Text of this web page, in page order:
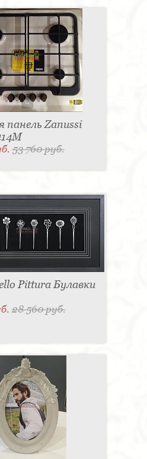
панель Zanussi
53 760 руб.
Pittura Булавки
28 560 руб.